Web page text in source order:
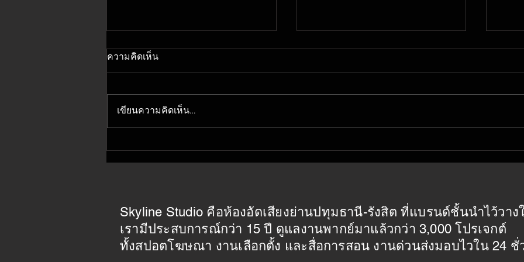
เลือกตั้ง อบต. เทศบาล จะชนะ
ต้องทำสปอตหาเสียงอย่างไร?
สปอตหาเสียงที่ชนะใจในเลือกตั้ง
อบต. และเทศบาลทั่วประเทศต้อง
รณ์ผลิตสปอตเลือกตั้งท้องถิ่น
มากกว่า 15 ปี
สปอตหาเสียงแบบไหนที่เหมาะ
กับโซเชียลมีเดีย? Facebook
สปอตหาเสียงที่ใช้บนรถแห่กับโซ
Facebook LINE และ YouTube เพื่อ
เข้าถึงผู้ใช้ดิจิทัล
สปอ
ทำอ
เลือ
ชุมช
แล้ว
ความคิดเห็น
เขียนความคิดเห็น…
Skyline Studio คือห้องอัดเสียงย่านปทุมธานี-รังสิต ที่แบรนด์ชั้นนำไว้วาง
เรามีประสบการณ์กว่า 15 ปี ดูแลงานพากย์มาแล้วกว่า 3,000 โปรเจกต์
ทั้งสปอตโฆษณา งานเลือกตั้ง และสื่อการสอน งานด่วนส่งมอบไวใน 24 ชั่